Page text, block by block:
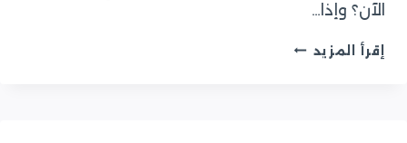
الآن؟ وإذا…
إقرأ المزيد درس